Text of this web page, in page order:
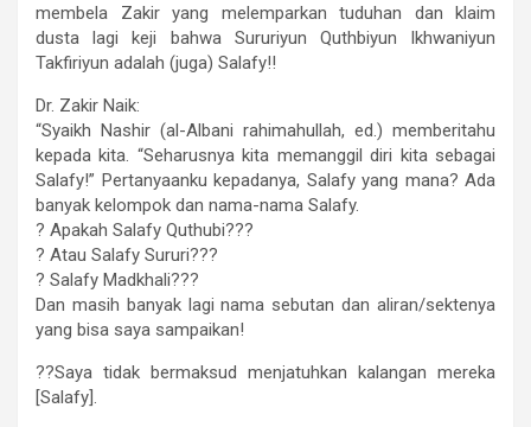
membela Zakir yang melemparkan tuduhan dan klaim
dusta lagi keji bahwa Sururiyun Quthbiyun Ikhwaniyun
Takfiriyun adalah (juga) Salafy!!
Dr. Zakir Naik:
“Syaikh Nashir (al-Albani rahimahullah, ed.) memberitahu
kepada kita. “Seharusnya kita memanggil diri kita sebagai
Salafy!” Pertanyaanku kepadanya, Salafy yang mana? Ada
banyak kelompok dan nama-nama Salafy.
? Apakah Salafy Quthubi???
? Atau Salafy Sururi???
? Salafy Madkhali???
Dan masih banyak lagi nama sebutan dan aliran/sektenya
yang bisa saya sampaikan!
??Saya tidak bermaksud menjatuhkan kalangan mereka
[Salafy].